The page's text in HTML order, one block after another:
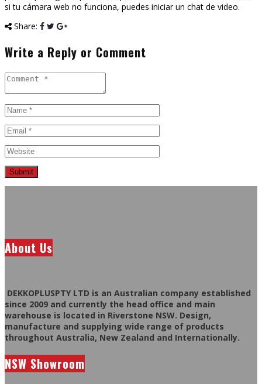
si tu cámara web no funciona, puedes iniciar un chat de video.
Share:
Write a Reply or Comment
About Us
DEKKOPLUSPTY LTD is an Australian company established
since 2009 and currently the head office and main
warehouse is located in Riverstone NSW. Design,
manufacture and supplying wide range of products
throughout Australia, New Zealand and Internationally.
NSW Showroom